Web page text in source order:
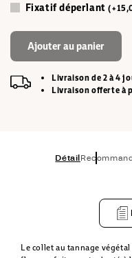
Fixatif déperlant
Ajouter au panier
Livraison de 2 à 4
Livraison offerte à
Détail
Le collet au tannage végétal